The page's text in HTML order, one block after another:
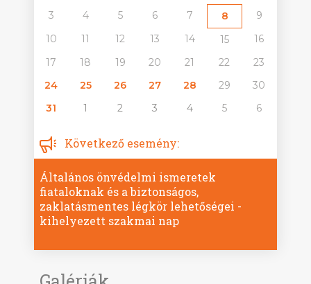
3
4 5 6 7 8
9
10
11 12 13 14 15
16
17
18 19 20 21 22
23
24
25 26 27 28 29
30
31
1 2 3 4 5 6
Következő esemény:
Általános önvédelmi ismeretek
fiataloknak és a biztonságos,
zaklatásmentes légkör lehetőségei -
kihelyezett szakmai nap